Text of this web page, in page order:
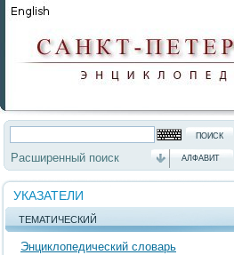
Расширенный поиск АЛФАВИТ
УКАЗАТЕЛИ
ТЕМАТИЧЕСКИЙ
Энциклопедический словарь